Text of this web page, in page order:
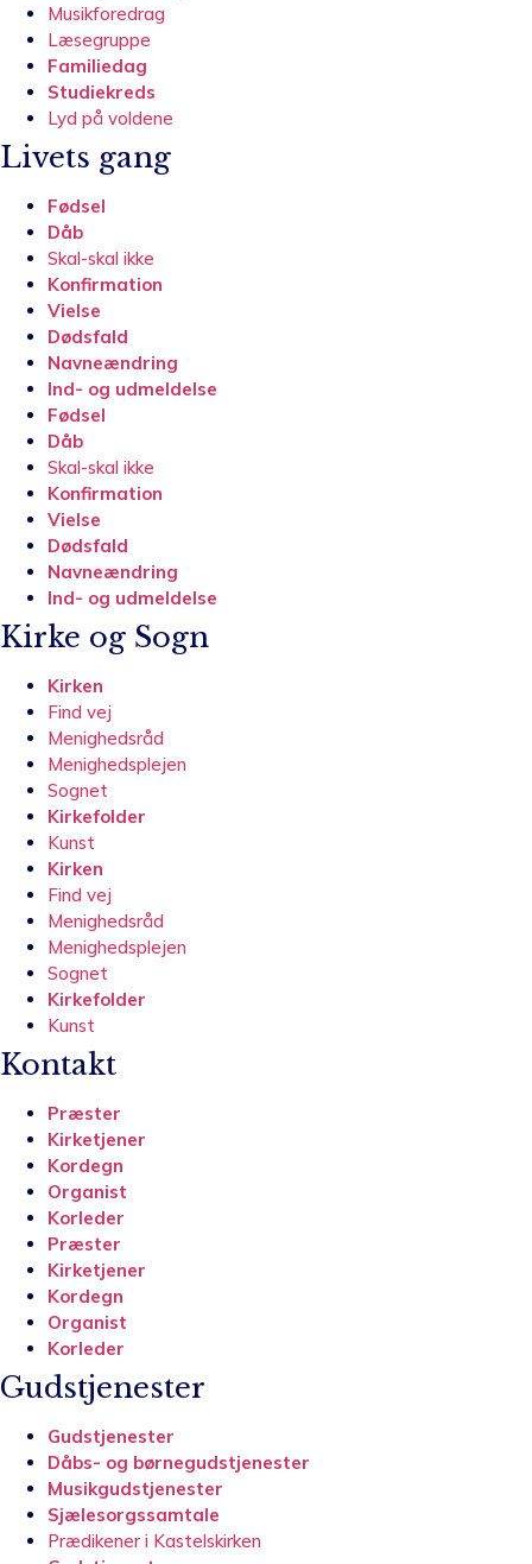
Musikforedrag
Læsegruppe
Familiedag
Studiekreds
Lyd på voldene
Livets gang
Fødsel
Dåb
Skal-skal ikke
Konfirmation
Vielse
Dødsfald
Navneændring
Ind- og udmeldelse
Fødsel
Dåb
Skal-skal ikke
Konfirmation
Vielse
Dødsfald
Navneændring
Ind- og udmeldelse
Kirke og Sogn
Kirken
Find vej
Menighedsråd
Menighedsplejen
Sognet
Kirkefolder
Kunst
Kirken
Find vej
Menighedsråd
Menighedsplejen
Sognet
Kirkefolder
Kunst
Kontakt
Præster
Kirketjener
Kordegn
Organist
Korleder
Præster
Kirketjener
Kordegn
Organist
Korleder
Gudstjenester
Gudstjenester
Dåbs- og børnegudstjenester
Musikgudstjenester
Sjælesorgssamtale
Prædikener i Kastelskirken